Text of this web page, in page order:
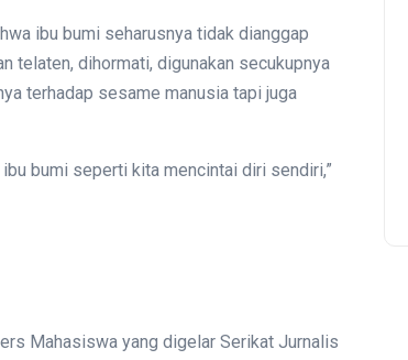
ibu bumi seharusnya tidak dianggap
telaten, dihormati, digunakan secukupnya
terhadap sesame manusia tapi juga
ibu bumi seperti kita mencintai diri sendiri,”
Mahasiswa yang digelar Serikat Jurnalis